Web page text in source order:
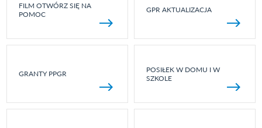
FILM OTWÓRZ SIĘ NA
POMOC
GPR AKTUALIZACJA
GRANTY PPGR
POSIŁEK W DOMU I W
SZKOLE